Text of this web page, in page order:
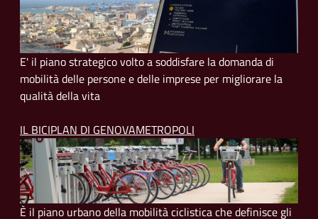
E' il piano strategico volto a soddisfare la domanda di
mobilità delle persone e delle imprese per migliorare la
qualità della vita
IL BICIPLAN DI GENOVAMETROPOLI
È il piano urbano della mobilità ciclistica che definisce gli